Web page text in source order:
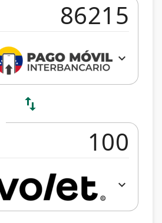
expand_more
swap_vert
expand_more